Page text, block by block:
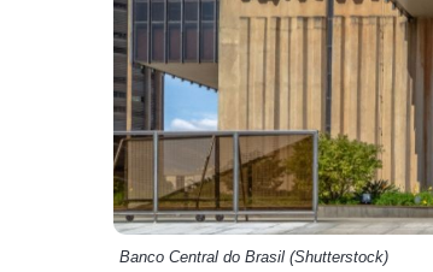
Banco Central do Brasil (Shutterstock)